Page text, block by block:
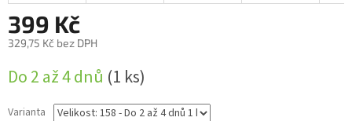
399 Kč
329,75 Kč bez DPH
cena:
Do 2 až 4 dnů (1 ks)
Varianta